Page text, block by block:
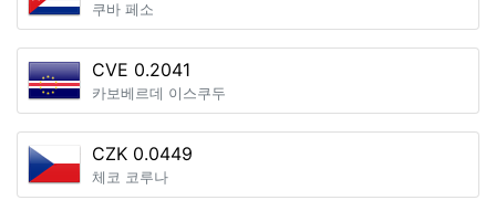
쿠바 페소
CVE 0.2041
카보베르데 이스쿠두
CZK 0.0449
체코 코루나